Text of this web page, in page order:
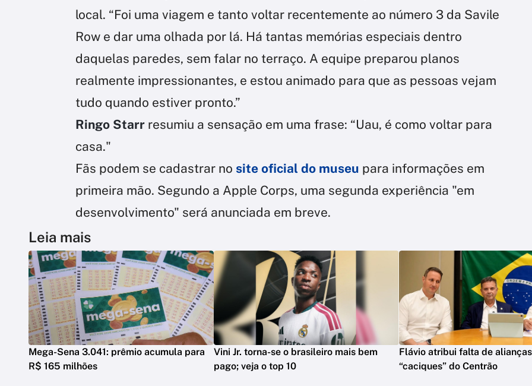
local. “Foi uma viagem e tanto voltar recentemente ao número 3 da Savile
Row e dar uma olhada por lá. Há tantas memórias especiais dentro
daquelas paredes, sem falar no terraço. A equipe preparou planos
realmente impressionantes, e estou animado para que as pessoas vejam
tudo quando estiver pronto.”
Ringo Starr resumiu a sensação em uma frase: “Uau, é como voltar para
casa."
Fãs podem se cadastrar no site oficial do museu para informações em
primeira mão. Segundo a Apple Corps, uma segunda experiência "em
desenvolvimento" será anunciada em breve.
Leia mais
Mega-Sena 3.041: prêmio acumula para
R$ 165 milhões
Vini Jr. torna-se o brasileiro mais bem
pago; veja o top 10
Flávio atribui falta de
“caciques” do Centrão